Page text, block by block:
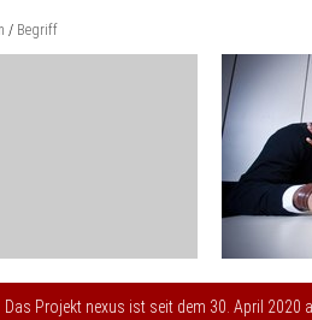
Studienqualität
Praxisbezüge
wissenschaften
Begriff
Das Projekt nexus ist seit dem 30. April